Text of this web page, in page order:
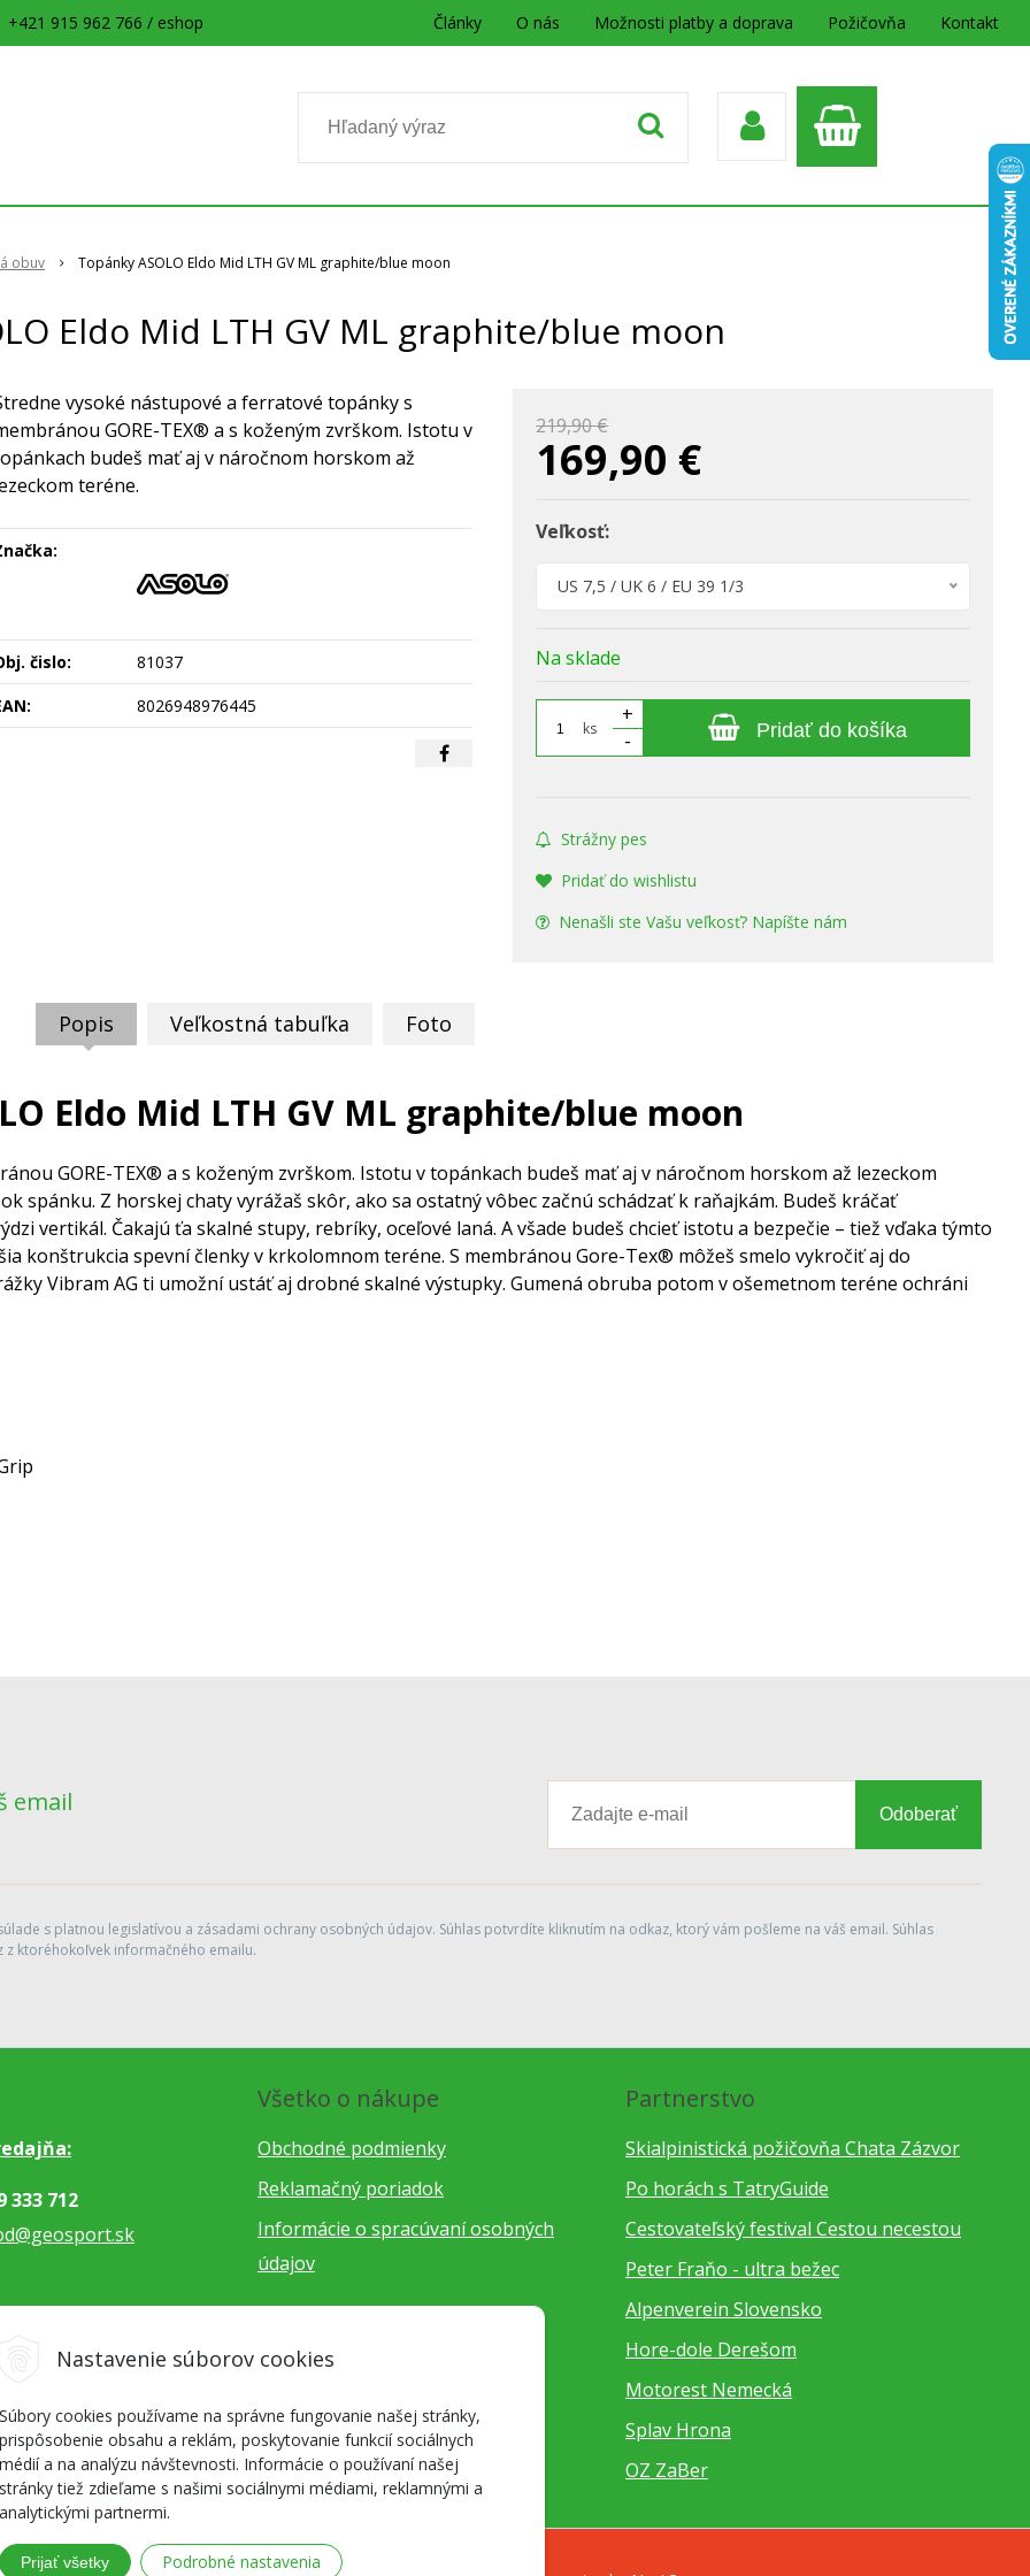
Nastavenie súborov cookies
Súbory cookies používame na správne fungovanie našej stránky,
prispôsobenie obsahu a reklám, poskytovanie funkcií sociálnych
médií a na analýzu návštevnosti. Informácie o používaní našej
stránky tiež zdieľame s našimi sociálnymi médiami, reklamnými a
analytickými partnermi.
Prijať všetky Podrobné nastavenia
+421 915 962 766 / eshop Články O nás Možnosti platby a doprava Požičovňa Kontakt
obuv Topánky ASOLO Eldo Mid LTH GV ML graphite/blue moon
Eldo Mid LTH GV ML graphite/blue moon
219,90 €
169,90 €
Veľkosť:
US 7,5 / UK 6 / EU 39 1/3
Na sklade
ks
+
-
Pridať do košíka
Strážny pes
Pridať do wishlistu
Nenašli ste Vašu veľkosť? Napíšte nám
vysoké nástupové a ferratové topánky s
GORE-TEX® a s koženým zvrškom. Istotu v
budeš mať aj v náročnom horskom až
teréne.
čislo:
81037
8026948976445
Popis Veľkostná tabuľka Foto
Eldo Mid LTH GV ML graphite/blue moon
GORE-TEX® a s koženým zvrškom. Istotu v topánkach budeš mať aj v náročnom horskom až lezeckom
spánku. Z horskej chaty vyrážaš skôr, ako sa ostatný vôbec začnú schádzať k raňajkám. Budeš kráčať
vertikál. Čakajú ťa skalné stupy, rebríky, oceľové laná. A všade budeš chcieť istotu a bezpečie – tiež vďaka týmto
konštrukcia spevní členky v krkolomnom teréne. S membránou Gore-Tex® môžeš smelo vykročiť aj do
Vibram AG ti umožní ustáť aj drobné skalné výstupky. Gumená obruba potom v ošemetnom teréne ochráni
email Odoberať
s platnou legislatívou a zásadami ochrany osobných údajov. Súhlas potvrdíte kliknutím na odkaz, ktorý vám pošleme na váš email. Súhlas
ktoréhokoľvek informačného emailu.
333 712
Všetko o nákupe
Obchodné podmienky
Reklamačný poriadok
Informácie o spracúvaní osobných
údajov
Partnerstvo
Skialpinistická požičovňa Chata Zázvor
Po horách s TatryGuide
Cestovateľský festival Cestou necestou
Peter Fraňo - ultra bežec
Alpenverein Slovensko
Hore-dole Derešom
Motorest Nemecká
Splav Hrona
OZ ZaBer